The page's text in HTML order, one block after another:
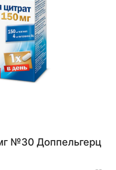
№30 Доппельгерц